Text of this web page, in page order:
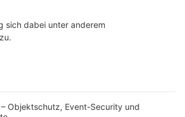
sich dabei unter anderem